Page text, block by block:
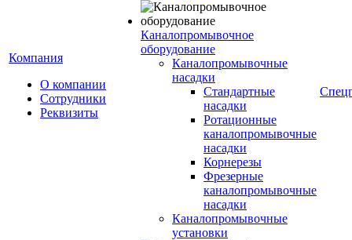
Компания
О компании
Сотрудники
Реквизиты
Каналопромывочное
оборудование
Каналопромывочные
насадки
Стандартные
насадки
Ротационные
каналопромывочные
насадки
Корнерезы
Фрезерные
каналопромывочные
насадки
Каналопромывочные
установки